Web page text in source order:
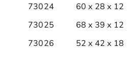
73024 60 x 28 x 12
73025
68 x 39 x 12
73026
52 x 42 x 18